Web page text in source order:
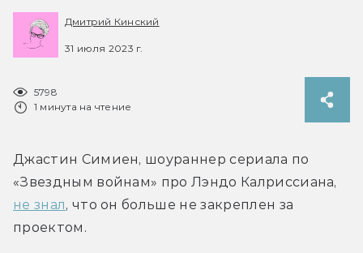
Дмитрий Кинский
31 июля 2023 г.
5798
1 минута на чтение
Джастин Симиен, шоураннер сериала по
не знал, что он больше не закреплен за
проектом.